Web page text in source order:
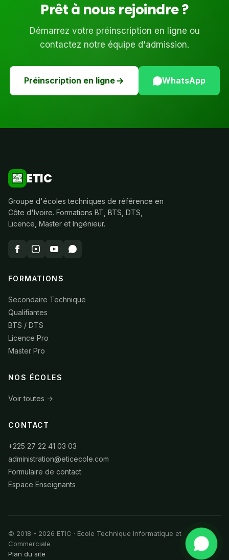
Prêt à nous rejoindre ?
Démarrez votre préinscription en ligne ou
contactez notre équipe d'admission.
Préinscription en ligne WhatsApp
ETIC
Groupe d'écoles techniques de référence en
Côte d'Ivoire. Formations BT, BTS, DTS,
Licence, Master et Ingénieur.
FORMATIONS
Secondaire Technique
Qualifiantes
BTS / DTS
Licence Pro
Master Pro
NOS ÉCOLES
Voir toutes →
CONTACT
+225 27 22 41 03 03
administration@eticecole.com
Formulaire de contact
Espace Enseignants
© 2018 - 2026 ETIC · Ecole Technique Informatique et
Commerciale
Plan du site